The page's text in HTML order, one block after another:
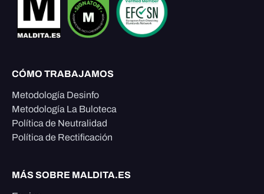
CÓMO TRABAJAMOS
Metodología Desinfo
Metodología La Buloteca
Política de Neutralidad
Política de Rectificación
MÁS SOBRE MALDITA.ES